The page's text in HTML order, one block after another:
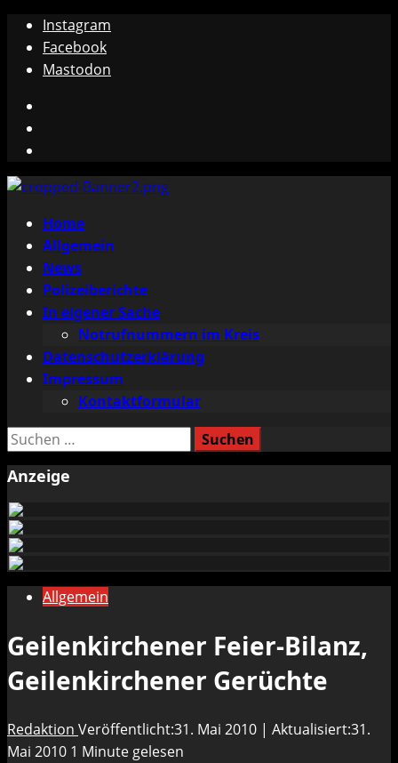
Zum
Inhalt
springen
Instagram
Facebook
Mastodon
Primäres
Menü
Home
Allgemein
News
Polizeiberichte
In eigener Sache
Notrufnummern im Kreis
Datenschutzerklärung
Impressum
Kontaktformular
Suchen
Anzeige
Allgemein
Geilenkirchener Feier-Bilanz,
Geilenkirchener Gerüchte
Redaktion Veröffentlicht:31. Mai 2010 | Aktualisiert:31.
Mai 2010 1 Minute gelesen